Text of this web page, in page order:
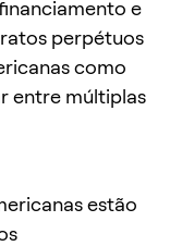
e
perpétuos
como
entre múltiplas
estão